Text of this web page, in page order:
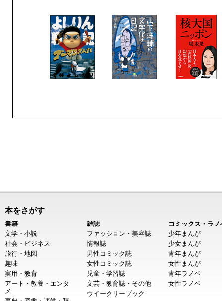
本をさがす
書籍
文学・小説
社会・ビジネス
旅行・地図
趣味
実用・教育
アート・教養・エンタ
メ
雑誌
ファッション・美容誌
情報誌
男性コミック誌
女性コミック誌
児童・学習誌
文芸・教育誌・その他
ウイークリーブック
コミックス・ラノ
少年まんが
少女まんが
青年まんが
女性まんが
青年ラノベ
女性ラノベ